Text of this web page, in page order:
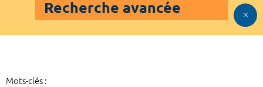
Recherche avancée
Mots-clés :